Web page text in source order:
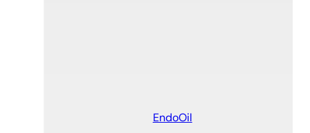
EndoOil